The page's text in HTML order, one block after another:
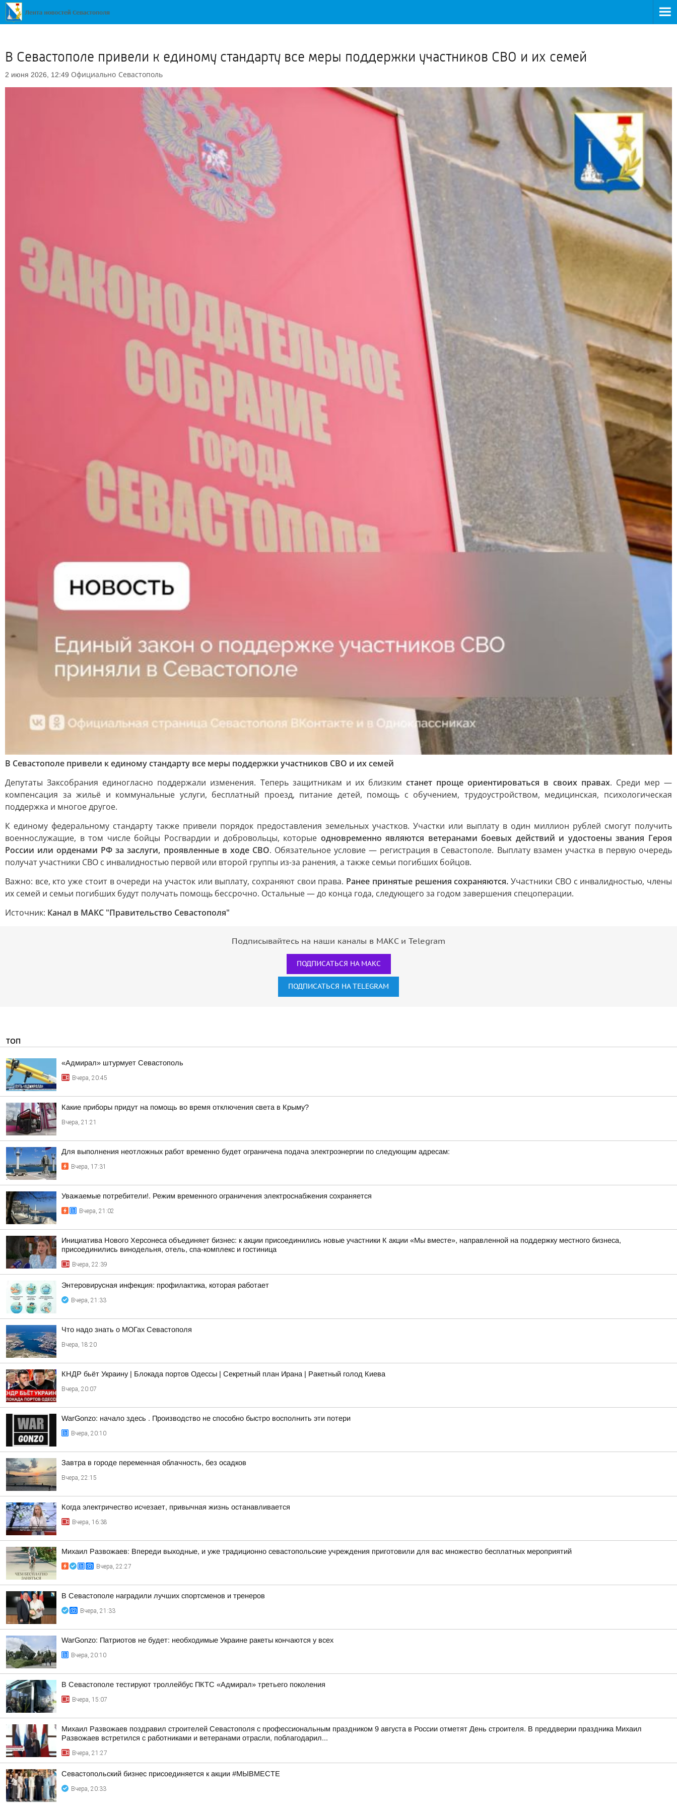
В Севастополе привели к единому стандарту все меры поддержки участников СВО и их семей
2 июня 2026, 12:49 Официально Севастополь
В Севастополе привели к единому стандарту все меры поддержки участников СВО и их семей
Депутаты Заксобрания единогласно поддержали изменения. Теперь защитникам и их близкимстанет проще ориентироваться в своих правах. Среди мер —
компенсация за жильё и коммунальные услуги, бесплатный проезд, питание детей, помощь с обучением, трудоустройством, медицинская, психологическая
поддержка и многое другое.
К единому федеральному стандарту также привели порядок предоставления земельных участков. Участки или выплату в один миллион рублей смогут получить
военнослужащие, в том числе бойцы Росгвардии и добровольцы, которые одновременно являются ветеранами боевых действий и удостоены звания Героя
России или орденами РФ за заслуги, проявленные в ходе СВО. Обязательное условие — регистрация в Севастополе. Выплату взамен участка в первую очередь
получат участники СВО с инвалидностью первой или второй группы из-за ранения, а также семьи погибших бойцов.
Важно: все, кто уже стоит в очереди на участок или выплату, сохраняют свои права. Ранее принятые решения сохраняются. Участники СВО с инвалидностью, члены
их семей и семьи погибших будут получать помощь бессрочно. Остальные — до конца года, следующего за годом завершения спецоперации.
Источник: Канал в МАКС "Правительство Севастополя"
Подписывайтесь на наши каналы в МАКС и Telegram
ПОДПИСАТЬСЯ НА МАКС
ПОДПИСАТЬСЯ НА TELEGRAM
ТОП
«Адмирал» штурмует Севастополь
Вчера, 20:45
Какие приборы придут на помощь во время отключения света в Крыму?
Вчера, 21:21
Для выполнения неотложных работ временно будет ограничена подача электроэнергии по следующим адресам:
Вчера, 17:31
Уважаемые потребители!. Режим временного ограничения электроснабжения сохраняется
Вчера, 21:02
Инициатива Нового Херсонеса объединяет бизнес: к акции присоединились новые участники К акции «Мы вместе», направленной на поддержку местного бизнеса,
присоединились винодельня, отель, спа-комплекс и гостиница
Вчера, 22:39
Энтеровирусная инфекция: профилактика, которая работает
Вчера, 21:33
Что надо знать о МОГах Севастополя
Вчера, 18:20
КНДР бьёт Украину | Блокада портов Одессы | Секретный план Ирана | Ракетный голод Киева
Вчера, 20:07
WarGonzo: начало здесь . Производство не способно быстро восполнить эти потери
Вчера, 20:10
Завтра в городе переменная облачность, без осадков
Вчера, 22:15
Когда электричество исчезает, привычная жизнь останавливается
Вчера, 16:38
Михаил Развожаев: Впереди выходные, и уже традиционно севастопольские учреждения приготовили для вас множество бесплатных мероприятий
Вчера, 22:27
В Севастополе наградили лучших спортсменов и тренеров
Вчера, 21:33
WarGonzo: Патриотов не будет: необходимые Украине ракеты кончаются у всех
Вчера, 20:10
В Севастополе тестируют троллейбус ПКТС «Адмирал» третьего поколения
Вчера, 15:07
Михаил Развожаев поздравил строителей Севастополя с профессиональным праздником 9 августа в России отметят День строителя. В преддверии праздника Михаил
Развожаев встретился с работниками и ветеранами отрасли, поблагодарил...
Вчера, 21:27
Севастопольский бизнес присоединяется к акции #МЫВМЕСТЕ
Вчера, 20:33